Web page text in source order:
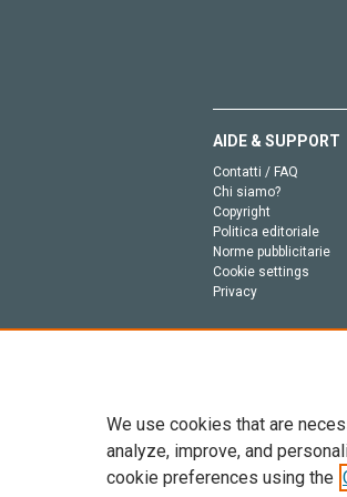
AIDE & SUPPORT
Contatti / FAQ
Chi siamo?
Copyright
Politica editoriale
Norme pubblicitarie
Cookie settings
Privacy
Tutto il contenuto di
We use cookies that are
analyze, improve, and
cookie preferences using the